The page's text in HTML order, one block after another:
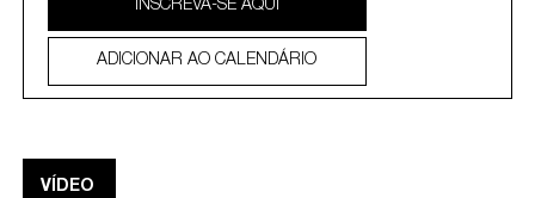
INSCREVA-SE AQUI
ADICIONAR AO CALENDÁRIO
VÍDEO